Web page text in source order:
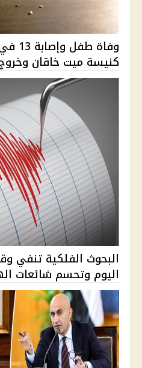
كنيسة ميت خاقان
البحوث الفلكية تنفي
اليوم وتحسم شائعات